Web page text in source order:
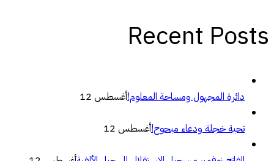
Recent Posts
دائرة المجهول ومساحة المعلوم!أغسطس 12
تحية خجلة ودعاء مبحوح!أغسطس 12